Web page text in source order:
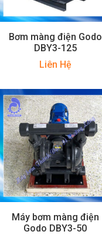
Bơm màng điện Godo
DBY3-125
Liên Hệ
Máy bơm màng điện
Godo DBY3-50